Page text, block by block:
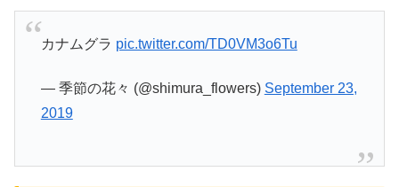
カナムグラ pic.twitter.com/TD0VM3o6Tu
— 季節の花々 (@shimura_flowers) September 23,
2019